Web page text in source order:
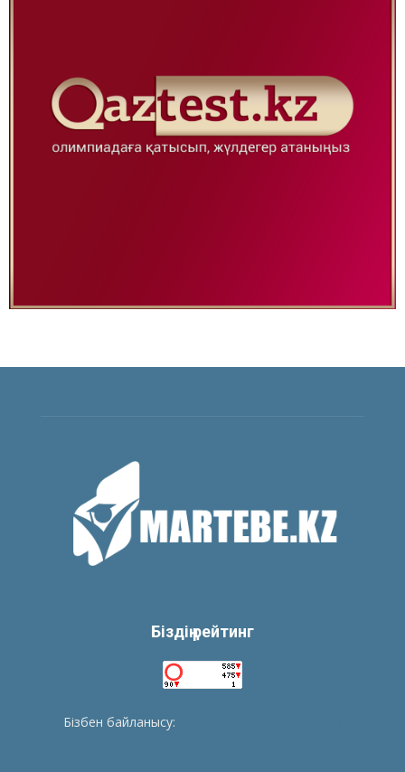
Біздің рейтинг
Бізбен байланысу: